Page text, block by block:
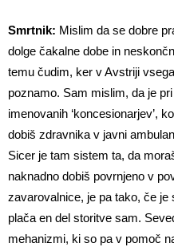
Smrtnik: Mislim da se dobre
dolge čakalne dobe in
temu čudim, ker v Avstriji
poznamo. Sam mislim, da je
imenovanih ‘koncesionarjev’,
dobiš zdravnika v javni
Sicer je tam sistem ta, da
naknadno dobiš povrnjeno v
zavarovalnice, je pa tako, če
plača en del storitve sam.
mehanizmi, ki so pa v pomoč